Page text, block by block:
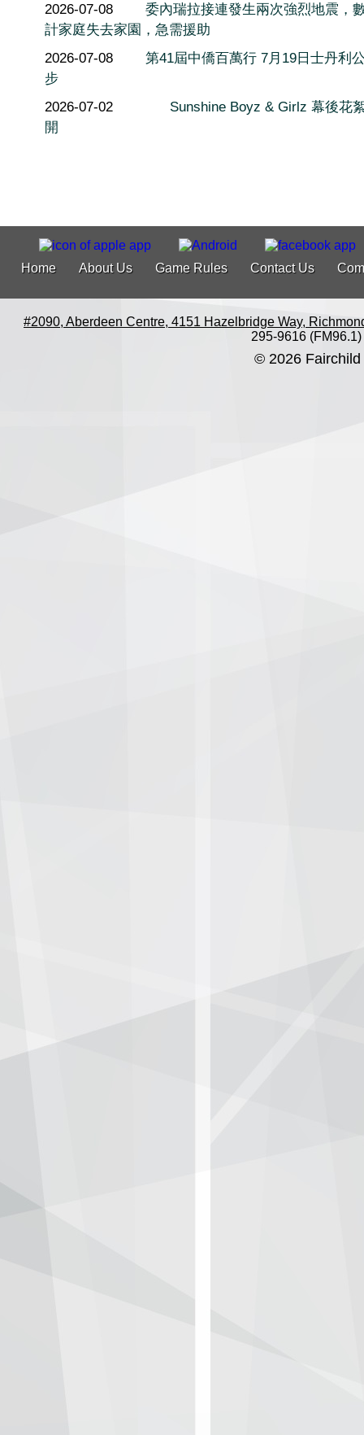
2026-07-08
委內瑞拉接連發生兩次強烈地震，
計家庭失去家園，急需援助
2026-07-08
第41屆中僑百萬行 7月19日士丹利
步
2026-07-02
Sunshine Boyz & Girlz 幕後花
開
Home About Us Game Rules Contact Us
#2090, Aberdeen Centre, 4151 Hazelbridge Way,
295-9616 (FM96.1)
© 2026 Fairchild